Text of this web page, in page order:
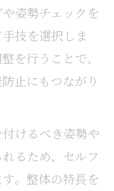
姿勢チェックを
技を選択しま
を行うことで、
止にもつながり
けるべき姿勢や
るため、セルフ
。整体の特長を